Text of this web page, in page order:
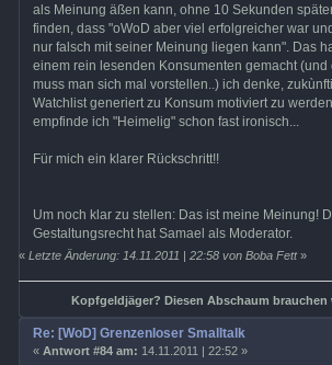
als Meinung äßen kann, ohne 10 Sekunden
finden, dass "oWoD aber viel erfolgreicher war
nur falsch mit seiner Meinung liegen kann". Das
einem rein lesenden Konsumenten gemacht (und
muss man sich mal vorstellen..) ich denke,
Watchlist generiert zu Konsum motiviert zu
empfinde ich "Heimelig" schon fast ironisch...
Für mich ein klarer Rückschritt!!
Um noch klar zu stellen: Das ist meine Meinung!
Gestaltungsrecht hat Samael als Moderator.
«Letzte Änderung: 14.11.2011 | 22:58 von Boba Fett»
Kopfgeldjäger? Diesen Abschaum
Re: [WoD] Grenzenloser Smalltalk
« Antwort #84 am: 14.11.2011 | 22:52 »